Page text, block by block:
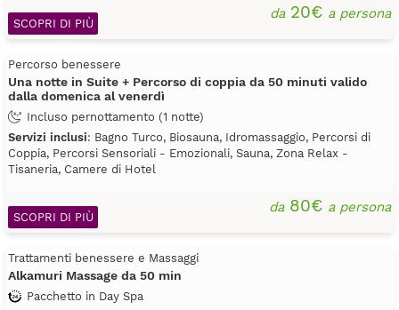
da20€ a persona
SCOPRI DI PIÙ
Percorso benessere
Una notte in Suite + Percorso di coppia da 50 minuti valido
dalla domenica al venerdì
Incluso pernottamento (1 notte)
Servizi inclusi: Bagno Turco, Biosauna, Idromassaggio, Percorsi di
Coppia, Percorsi Sensoriali - Emozionali, Sauna, Zona Relax -
Tisaneria, Camere di Hotel
da80€ a persona
SCOPRI DI PIÙ
Trattamenti benessere e Massaggi
Alkamuri Massage da 50 min
Pacchetto in Day Spa